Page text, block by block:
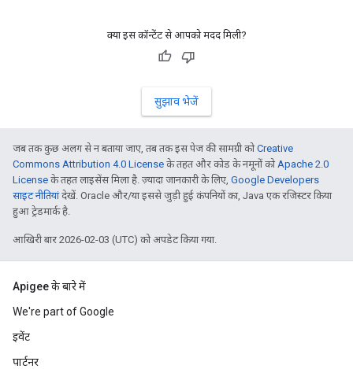
क्या इस कॉन्टेंट से आपको मदद मिली?
सुझाव भेजें
जब तक कुछ अलग से न बताया जाए, तब तक इस पेज की सामग्री कोCreative
Commons Attribution 4.0 License के तहत और कोड के नमूनों कोApache 2.0
License के तहत लाइसेंस मिला है. ज़्यादा जानकारी के लिए, Google Developers
साइट नीतियांदेखें. Oracle और/या इससे जुड़ी हुई कंपनियों का, Java एक रजिस्टर किया
हुआ ट्रेडमार्क है.
आखिरी बार 2026-02-03 (UTC) को अपडेट किया गया.
Apigee के बारे में
We're part of Google
इवेंट
पार्टनर